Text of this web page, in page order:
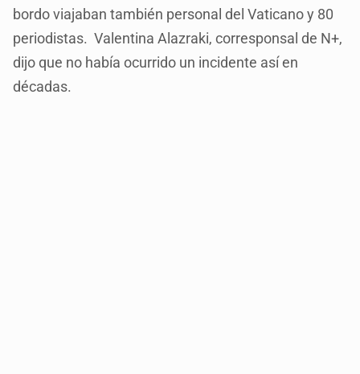
bordo viajaban también personal del Vaticano y 80
periodistas. Valentina Alazraki, corresponsal de N+,
dijo que no había ocurrido un incidente así en
décadas.